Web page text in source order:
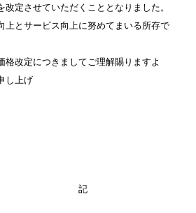
定させていただくこととなりました。
上とサービス向上に努めてまいる所存で
格改定につきましてご理解賜りますよ
し上げ